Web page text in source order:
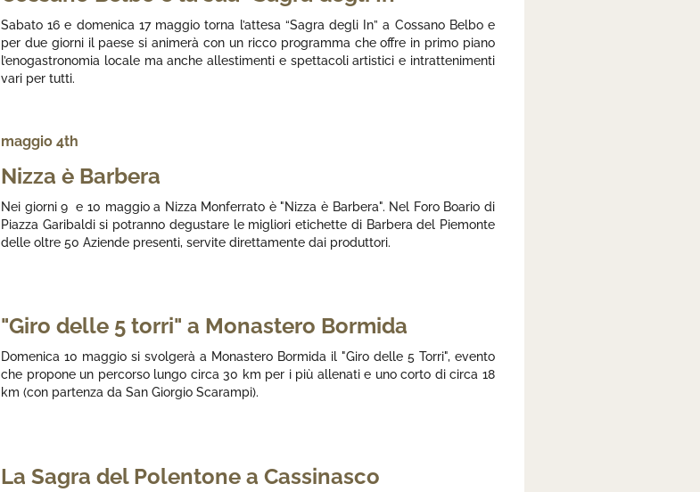
Sabato 16 e domenica 17 maggio torna l’attesa “Sagra degli In” a Cossano Belbo e
per due giorni il paese si animerà con un ricco programma che offre in primo piano
l’enogastronomia locale ma anche allestimenti e spettacoli artistici e intrattenimenti
vari per tutti.
maggio 4th
Nizza è Barbera
Nei giorni 9 e 10 maggio a Nizza Monferrato è "Nizza è Barbera". Nel Foro Boario di
Piazza Garibaldi si potranno degustare le migliori etichette di Barbera del Piemonte
delle oltre 50 Aziende presenti, servite direttamente dai produttori.
"Giro delle 5 torri" a Monastero Bormida
Domenica 10 maggio si svolgerà a Monastero Bormida il "Giro delle 5 Torri", evento
che propone un percorso lungo circa 30 km per i più allenati e uno corto di circa 18
km (con partenza da San Giorgio Scarampi).
La Sagra del Polentone a Cassinasco